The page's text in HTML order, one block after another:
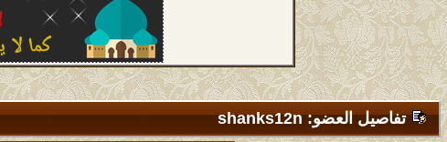
تفاصيل العضو: shanks12n